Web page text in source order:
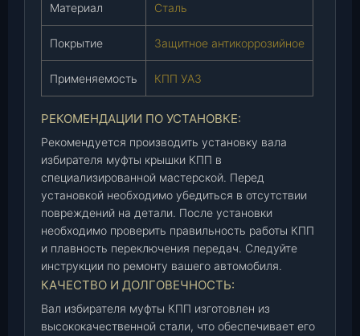
2
1
0
-
9
5
т
Материал Сталь
Покрытие Защитное антикоррозийное
Применяемость КПП УАЗ
РЕКОМЕНДАЦИИ ПО УСТАНОВКЕ:
Рекомендуется производить установку вала
избирателя муфты крышки КПП в
специализированной мастерской. Перед
установкой необходимо убедиться в отсутствии
повреждений на детали. После установки
необходимо проверить правильность работы КПП
и плавность переключения передач. Следуйте
инструкции по ремонту вашего автомобиля.
КАЧЕСТВО И ДОЛГОВЕЧНОСТЬ:
Вал избирателя муфты КПП изготовлен из
высококачественной стали, что обеспечивает его